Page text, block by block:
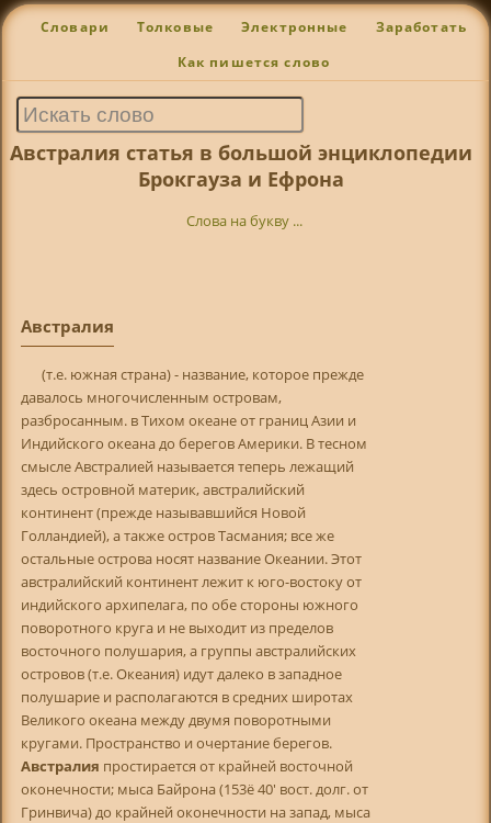
Словари Толковые Электронные Заработать
Как пишется слово
Австралия статья в большой энциклопедии
Брокгауза и Ефрона
Слова на букву ...
Австралия
(т.е. южная страна) - название, которое прежде
давалось многочисленным островам,
разбросанным. в Тихом океане от границ Азии и
Индийского океана до берегов Америки. В тесном
смысле Австралией называется теперь лежащий
здесь островной материк, австралийский
континент (прежде называвшийся Новой
Голландией), а также остров Тасмания; все же
остальные острова носят название Океании. Этот
австралийский континент лежит к юго-востоку от
индийского архипелага, по обе стороны южного
поворотного круга и не выходит из пределов
восточного полушария, а группы австралийских
островов (т.е. Океания) идут далеко в западное
полушарие и располагаются в средних широтах
Великого океана между двумя поворотными
кругами. Пространство и очертание берегов.
Австралия простирается от крайней восточной
оконечности; мыса Байрона (153ё 40' вост. долг. от
Гринвича) до крайней оконечности на запад, мыса